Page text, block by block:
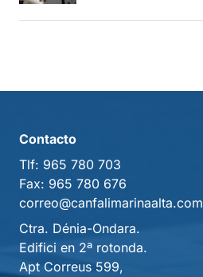
Contacto
Tlf: 965 780 703
Fax: 965 780 676
correo@canfalimarinaalta.com
Ctra. Dénia-Ondara.
Edifici en 2ª rotonda.
Apt Correus 599,